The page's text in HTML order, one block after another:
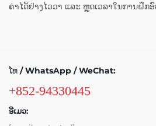
ຄ່າໄດ້ຢ່າງໄວວາ ແລະ ຫຼຸດເວລາໃນການຝຶ
ໂທ / WhatsApp / WeChat:
+852-94330445
ອີເມວ: